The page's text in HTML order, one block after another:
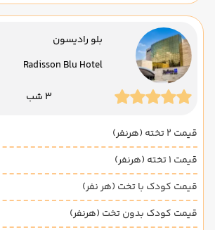
بلو رادیسون
Radisson Blu Hotel
3 شب
قیمت 2 تخته (هرنفر)
قیمت 1 تخته (هرنفر)
قیمت کودک با تخت (هر نفر)
قیمت کودک بدون تخت (هرنفر)